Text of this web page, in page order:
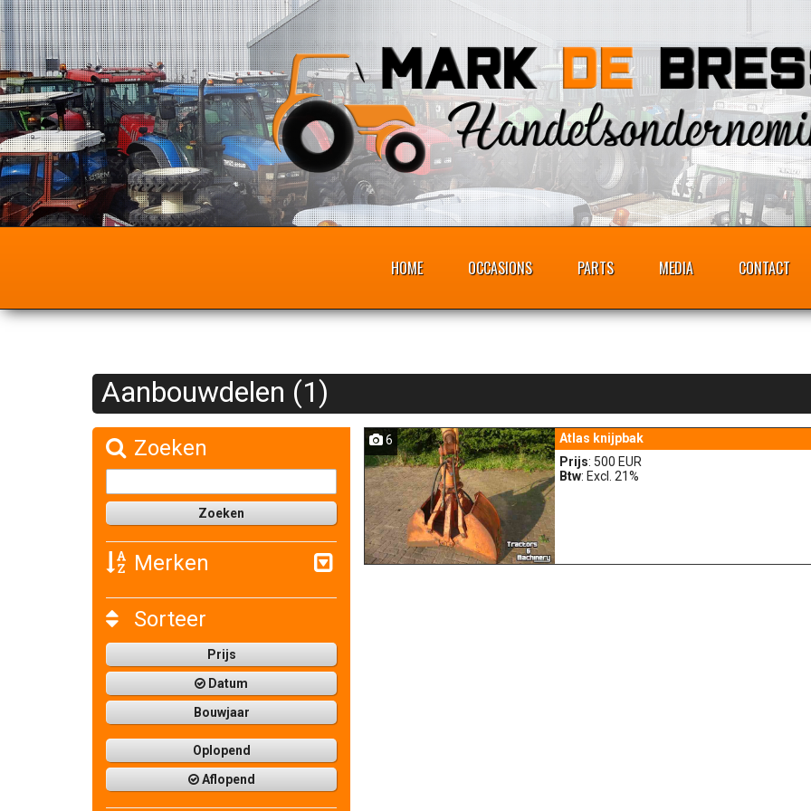
HOME OCCASIONS PARTS MEDIA CONTACT
Aanbouwdelen (1)
Zoeken
Merken
Sorteer
Prijs
Datum
Bouwjaar
Oplopend
Aflopend
6 Atlas knijpbak
Prijs: 500 EUR
Btw: Excl. 21%